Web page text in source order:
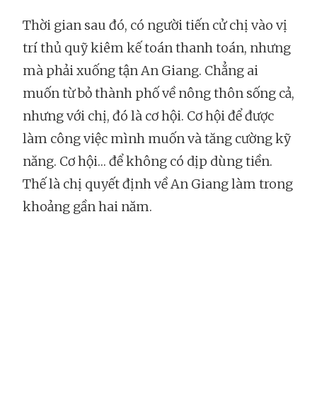
Thời gian sau đó, có người tiến cử chị vào vị
trí thủ quỹ kiêm kế toán thanh toán, nhưng
mà phải xuống tận An Giang. Chẳng ai
muốn từ bỏ thành phố về nông thôn sống cả,
nhưng với chị, đó là cơ hội. Cơ hội để được
làm công việc mình muốn và tăng cường kỹ
năng. Cơ hội… để không có dịp dùng tiền.
Thế là chị quyết định về An Giang làm trong
khoảng gần hai năm.